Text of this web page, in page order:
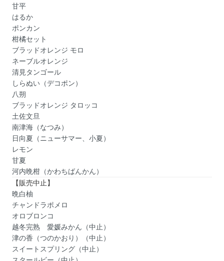
甘平
はるか
ポンカン
柑橘セット
ブラッドオレンジ モロ
ネーブルオレンジ
清見タンゴール
しらぬい（デコポン）
八朔
ブラッドオレンジ タロッコ
土佐文旦
南津海（なつみ）
日向夏（ニューサマー、小夏）
レモン
甘夏
河内晩柑（かわちばんかん）
【販売中止】
晩白柚
チャンドラポメロ
オロブロンコ
越冬完熟 愛媛みかん（中止）
津の香（つのかおり）（中止）
スイートスプリング（中止）